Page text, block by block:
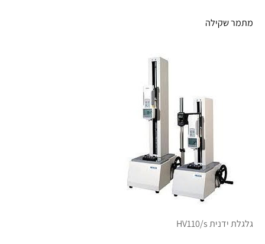
מתמר שקילה
גלגלת ידנית HV110/s